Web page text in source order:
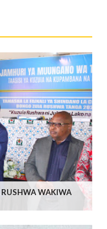
WAKIWA